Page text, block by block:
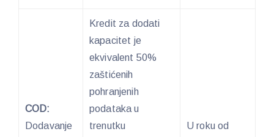
COD:
Dodavanje
Kredit za dodati
kapacitet je
ekvivalent 50%
zaštićenih
pohranjenih
podataka u
trenutku
U roku od